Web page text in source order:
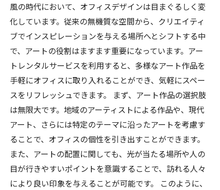
風の時代において、オフィスデザインは目まぐるしく変
化しています。従来の無機質な空間から、クリエイティ
ブでインスピレーションを与える場所へとシフトする中
で、アートの役割はますます重要になっています。アー
トレンタルサービスを利用すると、多様なアート作品を
手軽にオフィスに取り入れることができ、気軽にスペー
スをリフレッシュできます。 まず、アート作品の選択肢
は無限大です。地域のアーティストによる作品や、現代
アート、さらには特定のテーマに沿ったアートを考慮す
ることで、オフィスの個性を引き出すことができます。
また、アートの配置に関しても、光が当たる場所や人の
目が行きやすいポイントを意識することで、訪れる人々
により良い印象を与えることが可能です。 このように、